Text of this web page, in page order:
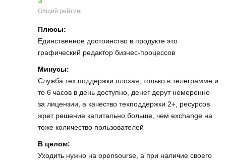
Общий рейтинг
Плюсы:
Единственное достоинство в продукте это
графический редактор бизнес-процессов
Минусы:
Служба тех поддержки плохая, только в телеграмме и
то 6 часов в день доступно, денег дерут немеренно
за лицензии, а качество техподдержки 2+, ресурсов
жрет решение капитально больше, чем exchange на
тоже количество пользователей
В целом:
Уходить нужно на opensourse, а при наличие своего